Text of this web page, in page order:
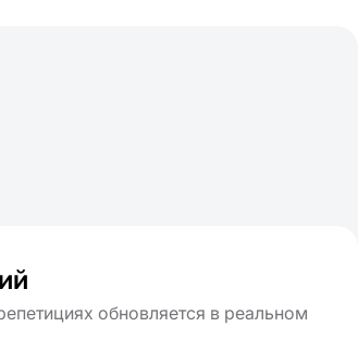
обновляется в реальном